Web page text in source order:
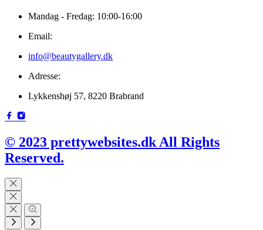
Mandag - Fredag: 10:00-16:00
Email:
info@beautygallery.dk
Adresse:
Lykkenshøj 57, 8220 Brabrand
© 2023 prettywebsites.dk All Rights
Reserved.